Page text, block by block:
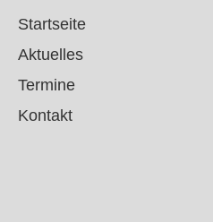
Startseite
Aktuelles
Termine
Kontakt